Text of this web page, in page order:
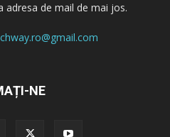
adresa de mail de mai jos.
NE